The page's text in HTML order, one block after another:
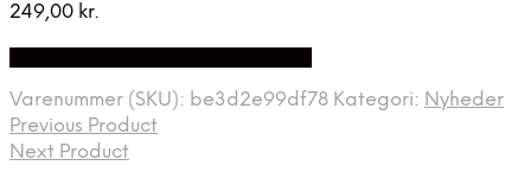
249,00 kr.
Varenummer (SKU): be3d2e99df78 Kategori: Nyheder
Previous Product
Next Product